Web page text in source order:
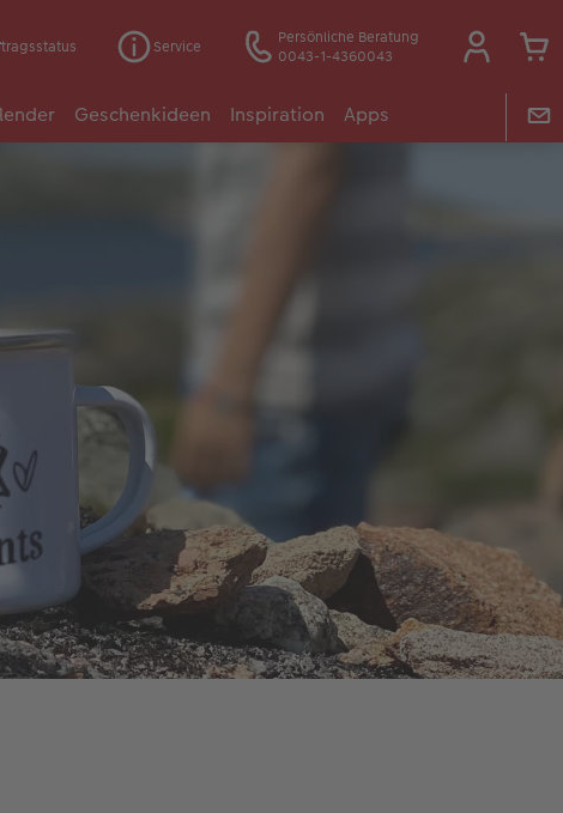
Service
Persönliche Beratung
0043-1-4360043
Geschenkideen Inspiration Apps